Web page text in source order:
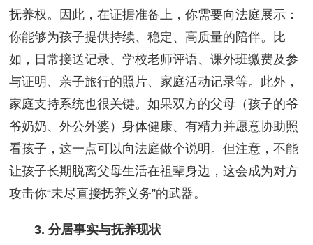
抚养权。因此，在证据准备上，你需要向法庭展示：
你能够为孩子提供持续、稳定、高质量的陪伴。比
如，日常接送记录、学校老师评语、课外班缴费及参
与证明、亲子旅行的照片、家庭活动记录等。此外，
家庭支持系统也很关键。如果双方的父母（孩子的爷
爷奶奶、外公外婆）身体健康、有精力并愿意协助照
看孩子，这一点可以向法庭做个说明。但注意，不能
让孩子长期脱离父母生活在祖辈身边，这会成为对方
攻击你“未尽直接抚养义务”的武器。
3. 分居事实与抚养现状